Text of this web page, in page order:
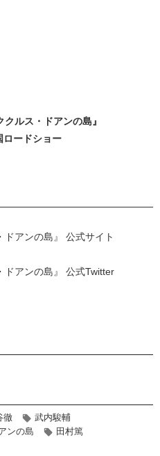
ルス・ドアンの島』
ロードショー
アンの島』 公式サイト
アンの島』 公式Twitter
徹
武内駿輔
ンの島
田村篤